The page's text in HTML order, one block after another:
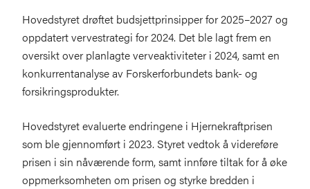
Hovedstyret drøftet budsjettprinsipper for 2025–2027 og
oppdatert vervestrategi for 2024. Det ble lagt frem en
oversikt over planlagte verveaktiviteter i 2024, samt en
konkurrentanalyse av Forskerforbundets bank- og
forsikringsprodukter.
Hovedstyret evaluerte endringene i Hjernekraftprisen
som ble gjennomført i 2023. Styret vedtok å videreføre
prisen i sin nåværende form, samt innføre tiltak for å øke
oppmerksomheten om prisen og styrke bredden i